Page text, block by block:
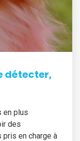
détecter,
en plus
des
pris en charge à